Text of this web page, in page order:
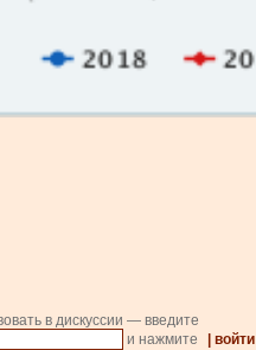
в дискуссии — введите
и нажмите | войти |